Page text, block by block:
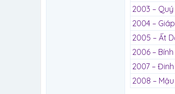
2003 – Quý
2004 –
2005 – Ất
2006 –
2007 –
2008 – Mậu